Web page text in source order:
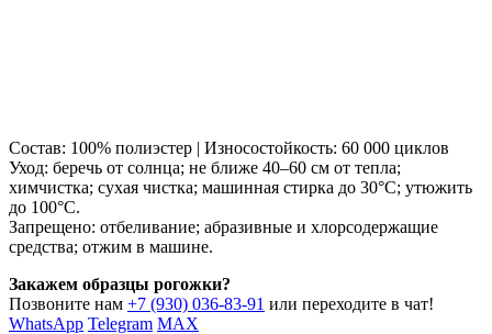
Состав: 100% полиэстер | Износостойкость: 60 000 циклов
Уход: беречь от солнца; не ближе 40–60 см от тепла;
химчистка; сухая чистка; машинная стирка до 30°C; утюжить
до 100°C.
Запрещено: отбеливание; абразивные и хлорсодержащие
средства; отжим в машине.
Закажем образцы рогожки?
Позвоните нам +7 (930) 036-83-91 или переходите в чат!
WhatsApp Telegram MAX